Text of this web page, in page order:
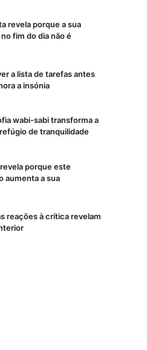
revela porque a sua
fim do dia não é
a lista de tarefas antes
a insónia
wabi-sabi transforma a
de tranquilidade
porque este
aumenta a sua
reações à crítica revelam